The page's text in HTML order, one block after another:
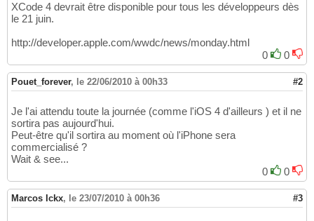
XCode 4 devrait être disponible pour tous les développeurs dès
le 21 juin.
http://developer.apple.com/wwdc/news/monday.html
0
0
Pouet_forever, le 22/06/2010 à 00h33 #2
Je l'ai attendu toute la journée (comme l'iOS 4 d'ailleurs ) et il ne
sortira pas aujourd'hui.
Peut-être qu'il sortira au moment où l'iPhone sera
commercialisé ?
Wait & see...
0
0
Marcos Ickx, le 23/07/2010 à 00h36 #3